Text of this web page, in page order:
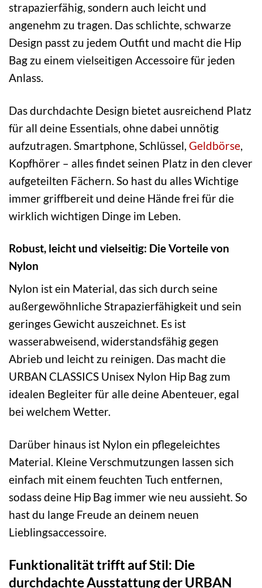
strapazierfähig, sondern auch leicht und
angenehm zu tragen. Das schlichte, schwarze
Design passt zu jedem Outfit und macht die Hip
Bag zu einem vielseitigen Accessoire für jeden
Anlass.
Das durchdachte Design bietet ausreichend Platz
für all deine Essentials, ohne dabei unnötig
aufzutragen. Smartphone, Schlüssel, Geldbörse
Kopfhörer – alles findet seinen Platz in den clever
aufgeteilten Fächern. So hast du alles Wichtige
immer griffbereit und deine Hände frei für die
wirklich wichtigen Dinge im Leben.
Robust, leicht und vielseitig: Die Vorteile von
Nylon
Nylon ist ein Material, das sich durch seine
außergewöhnliche Strapazierfähigkeit und sein
geringes Gewicht auszeichnet. Es ist
wasserabweisend, widerstandsfähig gegen
Abrieb und leicht zu reinigen. Das macht die
URBAN CLASSICS Unisex Nylon Hip Bag zum
idealen Begleiter für alle deine Abenteuer, egal
bei welchem Wetter.
Darüber hinaus ist Nylon ein pflegeleichtes
Material. Kleine Verschmutzungen lassen sich
einfach mit einem feuchten Tuch entfernen,
sodass deine Hip Bag immer wie neu aussieht. So
hast du lange Freude an deinem neuen
Lieblingsaccessoire.
Funktionalität trifft auf Stil: Die
durchdachte Ausstattung der URBAN